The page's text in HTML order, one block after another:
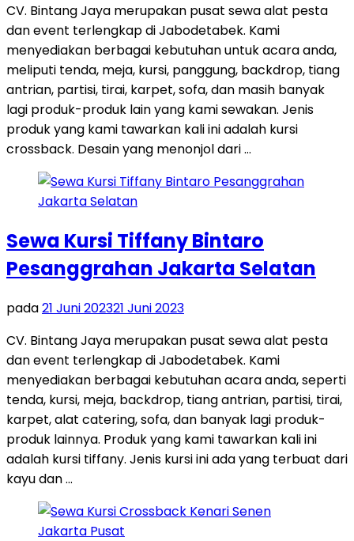
CV. Bintang Jaya merupakan pusat sewa alat pesta
dan event terlengkap di Jabodetabek. Kami
menyediakan berbagai kebutuhan untuk acara anda,
meliputi tenda, meja, kursi, panggung, backdrop, tiang
antrian, partisi, tirai, karpet, sofa, dan masih banyak
lagi produk-produk lain yang kami sewakan. Jenis
produk yang kami tawarkan kali ini adalah kursi
crossback. Desain yang menonjol dari …
Sewa Kursi Tiffany Bintaro
Pesanggrahan Jakarta Selatan
pada21 Juni 202321 Juni 2023
CV. Bintang Jaya merupakan pusat sewa alat pesta
dan event terlengkap di Jabodetabek. Kami
menyediakan berbagai kebutuhan acara anda, seperti
tenda, kursi, meja, backdrop, tiang antrian, partisi, tirai,
karpet, alat catering, sofa, dan banyak lagi produk-
produk lainnya. Produk yang kami tawarkan kali ini
adalah kursi tiffany. Jenis kursi ini ada yang terbuat dari
kayu dan …